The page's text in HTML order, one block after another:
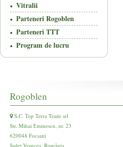
Vitralii
Parteneri Rogoblen
Parteneri TTT
Program de lucru
Rogoblen
S.C. Top Terra Trade srl
Str. Mihai Eminescu, nr. 23
620048 Focsani
Județ Vrancea, România